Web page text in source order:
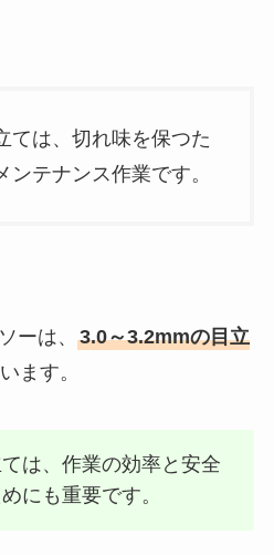
ては、切れ味を保つた
テナンス作業です。
ーは、 3.0～3.2mmの目立
ます。
は、作業の効率と安全
にも重要です。